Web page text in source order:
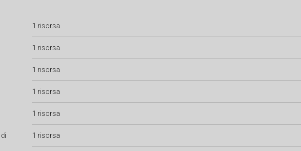
1 risorsa
1 risorsa
1 risorsa
1 risorsa
1 risorsa
di 1 risorsa